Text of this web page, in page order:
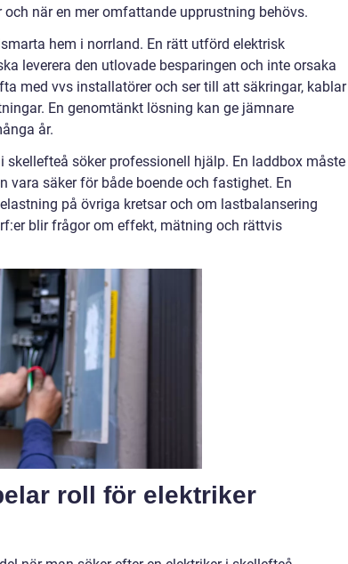
när en mer omfattande upprustning behövs.
hem i norrland. En rätt utförd elektrisk
leverera den utlovade besparingen och inte orsaka
med vvs installatörer och ser till att säkringar, kablar
En genomtänkt lösning kan ge jämnare
år.
söker professionell hjälp. En laddbox måste
vara säker för både boende och fastighet. En
på övriga kretsar och om lastbalansering
blir frågor om effekt, mätning och rättvis
roll för elektriker